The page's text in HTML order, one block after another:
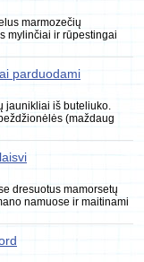
marmozečių
mylinčiai ir rūpestingai
parduodami
jaunikliai iš buteliuko.
(maždaug
dresuotus mamorsetų
namuose ir maitinami